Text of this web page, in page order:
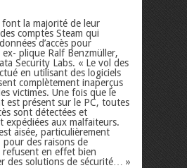
font la majorité de leur
comptes Steam qui
d’accès pour
plique Ralf Benzmüller,
Security Labs. « Le vol des
en utilisant des logiciels
complètement inaperçus
victimes. Une fois que le
est présent sur le PC, toutes
sont détectées et
expédiées aux malfaiteurs.
aisée, particulièrement
pour des raisons de
refusent en effet bien
des solutions de sécurité… »